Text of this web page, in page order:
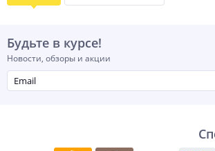
Будьте в курсе!
Новости, обзоры и акции